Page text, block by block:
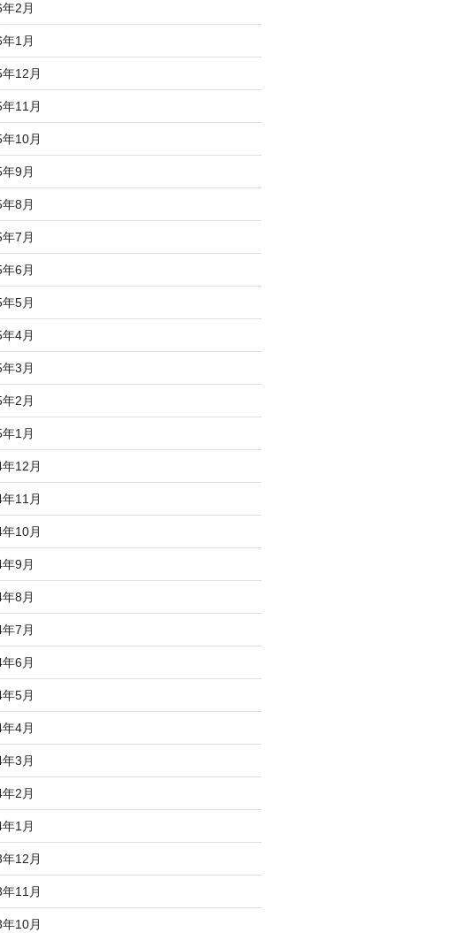
2月
1月
12月
11月
10月
9月
8月
7月
6月
5月
4月
3月
2月
1月
12月
11月
10月
9月
8月
7月
6月
5月
4月
3月
2月
1月
12月
11月
10月